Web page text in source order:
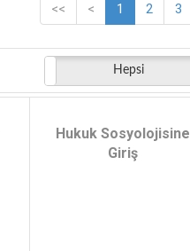
<< < 1 2 3
Hepsi
Hukuk Sosyolojisine
Giriş